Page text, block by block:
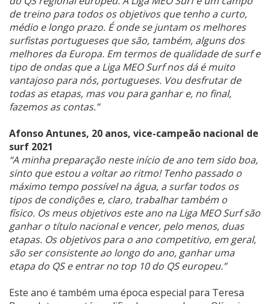
de treino para todos os objetivos que tenho a curto,
médio e longo prazo. É onde se juntam os melhores
surfistas portugueses que são, também, alguns dos
melhores da Europa. Em termos de qualidade de surf e
tipo de ondas que a Liga MEO Surf nos dá é muito
vantajoso para nós, portugueses. Vou desfrutar de
todas as etapas, mas vou para ganhar e, no final,
fazemos as contas.”
Afonso Antunes, 20 anos, vice-campeão nacional de
surf 2021
“A minha preparação neste início de ano tem sido boa,
sinto que estou a voltar ao ritmo! Tenho passado o
máximo tempo possível na água, a surfar todos os
tipos de condições e, claro, trabalhar também o
físico. Os meus objetivos este ano na Liga MEO Surf são
ganhar o título nacional e vencer, pelo menos, duas
etapas. Os objetivos para o ano competitivo, em geral,
são ser consistente ao longo do ano, ganhar uma
etapa do QS e entrar no top 10 do QS europeu.”
Este ano é também uma época especial para Teresa